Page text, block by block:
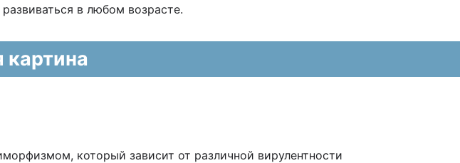
в любом возрасте.
картина
который зависит от различной вирулентности